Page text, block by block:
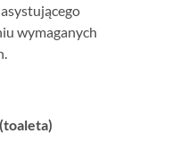
wymaganych